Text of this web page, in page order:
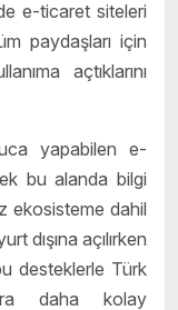
e-ticaret siteleri
paydaşları için
açtıklarını
yapabilen e-
bu alanda bilgi
ekosisteme dahil
dışına açılırken
desteklerle Türk
daha kolay